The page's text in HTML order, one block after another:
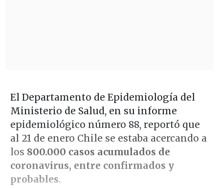
El Departamento de Epidemiología del
Ministerio de Salud, en su informe
epidemiológico número 88, reportó que
al 21 de enero Chile se estaba acercando a
los 800.000 casos acumulados de
coronavirus, entre confirmados y
probables.